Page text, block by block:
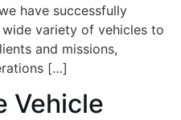
have successfully
variety of vehicles to
and missions,
[…]
Vehicle